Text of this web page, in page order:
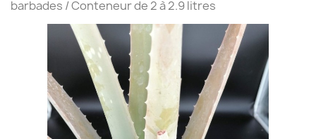
barbades / Conteneur de 2 à 2.9 litres